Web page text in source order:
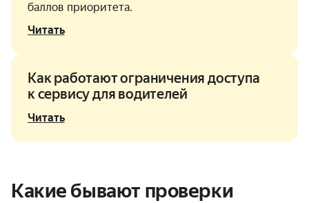
баллов приоритета.
Читать
Как работают ограничения доступа
к сервису для водителей
Читать
Какие бывают проверки